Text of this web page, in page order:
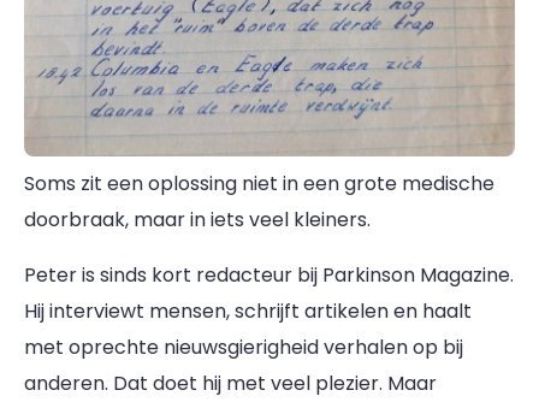
Soms zit een oplossing niet in een grote medische
doorbraak, maar in iets veel kleiners.
Peter is sinds kort redacteur bij Parkinson Magazine.
Hij interviewt mensen, schrijft artikelen en haalt
met oprechte nieuwsgierigheid verhalen op bij
anderen. Dat doet hij met veel plezier. Maar